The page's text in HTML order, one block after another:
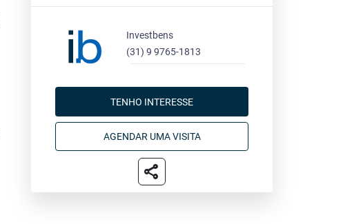
Investbens
(31) 9 9765-1813
TENHO INTERESSE
AGENDAR UMA VISITA
share